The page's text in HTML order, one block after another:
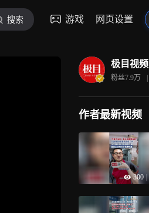
搜索 游戏 网页设置
极目视频
粉丝7.9万 |
作者最新视频
300 |